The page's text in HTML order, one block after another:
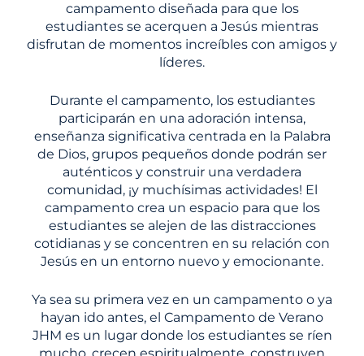
campamento diseñada para que los
estudiantes se acerquen a Jesús mientras
disfrutan de momentos increíbles con amigos y
líderes.
Durante el campamento, los estudiantes
participarán en una adoración intensa,
enseñanza significativa centrada en la Palabra
de Dios, grupos pequeños donde podrán ser
auténticos y construir una verdadera
comunidad, ¡y muchísimas actividades! El
campamento crea un espacio para que los
estudiantes se alejen de las distracciones
cotidianas y se concentren en su relación con
Jesús en un entorno nuevo y emocionante.
Ya sea su primera vez en un campamento o ya
hayan ido antes, el Campamento de Verano
JHM es un lugar donde los estudiantes se ríen